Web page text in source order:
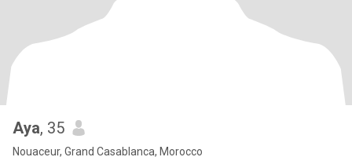
Aya, 35
Nouaceur, Grand Casablanca, Morocco